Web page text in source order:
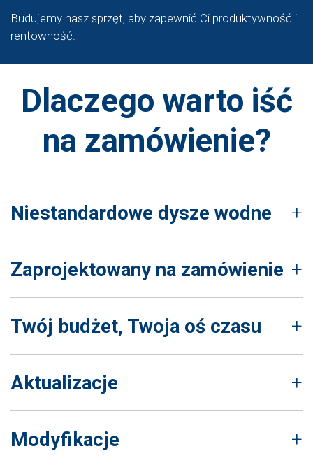
Budujemy nasz sprzęt, aby zapewnić Ci produktywność i
rentowność.
Dlaczego warto iść
na zamówienie?
Niestandardowe dysze wodne
Zaprojektowany na zamówienie
Twój budżet, Twoja oś czasu
Aktualizacje
Modyfikacje